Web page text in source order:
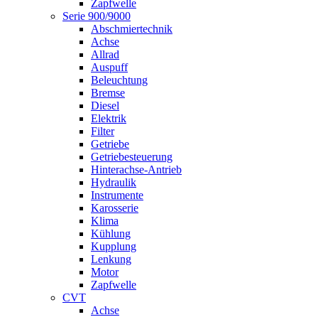
Zapfwelle
Serie 900/9000
Abschmiertechnik
Achse
Allrad
Auspuff
Beleuchtung
Bremse
Diesel
Elektrik
Filter
Getriebe
Getriebesteuerung
Hinterachse-Antrieb
Hydraulik
Instrumente
Karosserie
Klima
Kühlung
Kupplung
Lenkung
Motor
Zapfwelle
CVT
Achse